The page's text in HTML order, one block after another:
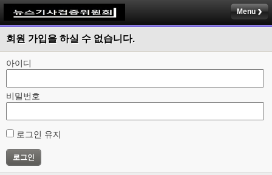
Menu
회원 가입을 하실 수 없습니다.
아이디
비밀번호
로그인 유지